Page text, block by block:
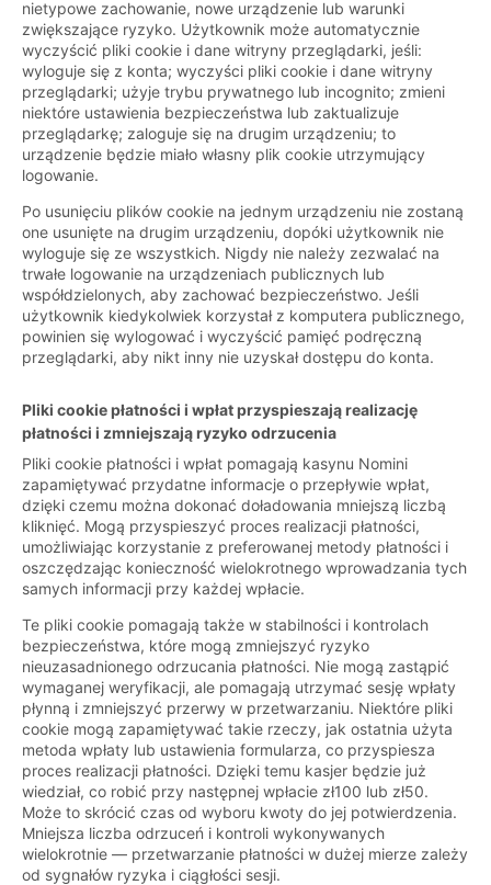
nietypowe zachowanie, nowe urządzenie lub warunki
zwiększające ryzyko. Użytkownik może automatycznie
wyczyścić pliki cookie i dane witryny przeglądarki, jeśli:
wyloguje się z konta; wyczyści pliki cookie i dane witryny
przeglądarki; użyje trybu prywatnego lub incognito; zmieni
niektóre ustawienia bezpieczeństwa lub zaktualizuje
przeglądarkę; zaloguje się na drugim urządzeniu; to
urządzenie będzie miało własny plik cookie utrzymujący
logowanie.
Po usunięciu plików cookie na jednym urządzeniu nie zostaną
one usunięte na drugim urządzeniu, dopóki użytkownik nie
wyloguje się ze wszystkich. Nigdy nie należy zezwalać na
trwałe logowanie na urządzeniach publicznych lub
współdzielonych, aby zachować bezpieczeństwo. Jeśli
użytkownik kiedykolwiek korzystał z komputera publicznego,
powinien się wylogować i wyczyścić pamięć podręczną
przeglądarki, aby nikt inny nie uzyskał dostępu do konta.
Pliki cookie płatności i wpłat przyspieszają realizację
płatności i zmniejszają ryzyko odrzucenia
Pliki cookie płatności i wpłat pomagają kasynu Nomini
zapamiętywać przydatne informacje o przepływie wpłat,
dzięki czemu można dokonać doładowania mniejszą liczbą
kliknięć. Mogą przyspieszyć proces realizacji płatności,
umożliwiając korzystanie z preferowanej metody płatności i
oszczędzając konieczność wielokrotnego wprowadzania tych
samych informacji przy każdej wpłacie.
Te pliki cookie pomagają także w stabilności i kontrolach
bezpieczeństwa, które mogą zmniejszyć ryzyko
nieuzasadnionego odrzucania płatności. Nie mogą zastąpić
wymaganej weryfikacji, ale pomagają utrzymać sesję wpłaty
płynną i zmniejszyć przerwy w przetwarzaniu. Niektóre pliki
cookie mogą zapamiętywać takie rzeczy, jak ostatnia użyta
metoda wpłaty lub ustawienia formularza, co przyspiesza
proces realizacji płatności. Dzięki temu kasjer będzie już
wiedział, co robić przy następnej wpłacie zł100 lub zł50.
Może to skrócić czas od wyboru kwoty do jej potwierdzenia.
Mniejsza liczba odrzuceń i kontroli wykonywanych
wielokrotnie — przetwarzanie płatności w dużej mierze zależy
od sygnałów ryzyka i ciągłości sesji.